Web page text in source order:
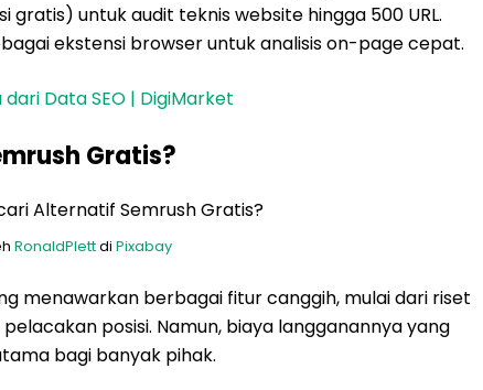
gratis) untuk audit teknis website hingga 500 URL.
ekstensi browser untuk analisis on-page cepat.
Data SEO | DigiMarket
Gratis?
RonaldPlettdi Pixabay
menawarkan berbagai fitur canggih, mulai dari riset
posisi. Namun, biaya langganannya yang
bagi banyak pihak.